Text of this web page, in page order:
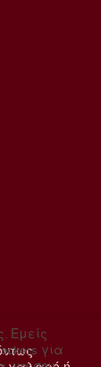
Εμείς
για